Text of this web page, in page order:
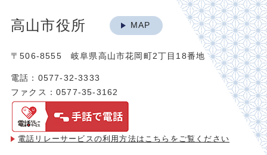
高山市役所 MAP
〒506-8555 岐阜県高山市花岡町2丁目18番地
電話：0577-32-3333
ファクス：0577-35-3162
電話リレーサービスの利用方法は こちらをご覧ください